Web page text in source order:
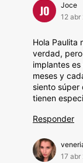
JO
Joce
12 abr
Hola Paulita
verdad,
implantes
meses y
siento súper
tienen
Responder
17 abr